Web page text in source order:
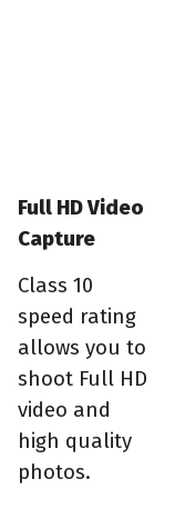
Full HD Video
Capture
Class 10
speed rating
allows you to
shoot Full HD
video and
high quality
photos.